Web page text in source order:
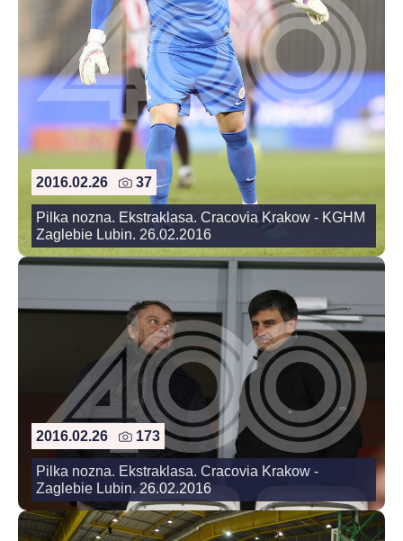
2016.02.26 37
Pilka nozna. Ekstraklasa. Cracovia Krakow - KGHM
Zaglebie Lubin. 26.02.2016
2016.02.26 173
Pilka nozna. Ekstraklasa. Cracovia Krakow -
Zaglebie Lubin. 26.02.2016